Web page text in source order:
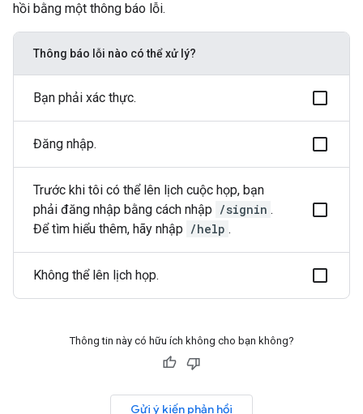
hồi bằng một thông báo lỗi.
Thông báo lỗi nào có thể xử lý?
Bạn phải xác thực.
Đăng nhập.
Trước khi tôi có thể lên lịch cuộc họp, bạn
phải đăng nhập bằng cách nhập /signin .
Để tìm hiểu thêm, hãy nhập /help .
Không thể lên lịch họp.
Thông tin này có hữu ích không cho bạn không?
Gửi ý kiến phản hồi